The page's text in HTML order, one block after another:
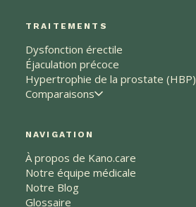
TRAITEMENTS
Dysfonction érectile
Éjaculation précoce
Hypertrophie de la prostate (HBP)
Comparaisons
NAVIGATION
À propos de Kano.care
Notre équipe médicale
Notre Blog
Glossaire